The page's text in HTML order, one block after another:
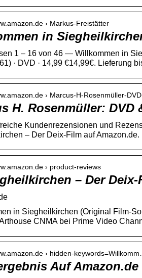
› Markus-Freistätter
in
1 – 16 von 46 — Willkommen in
· DVD · 14,99 €14,99€. Lieferung
› Marcus-H-Rosenmüller-
H. Rosenmüller: DVD
Kundenrezensionen und
– Der Deix-Film auf Amazon.de.
› product-reviews
– Der
in Siegheilkirchen (Original Film-
CNMA bei Prime Video
› hidden-keywords=Willkomm…
Auf Amazon.de